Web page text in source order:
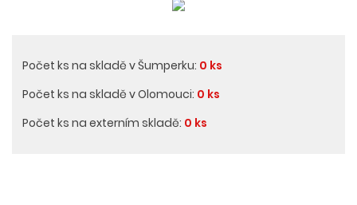
Počet ks na skladě v Šumperku: 0 ks
Počet ks na skladě v Olomouci: 0 ks
Počet ks na externím skladě: 0 ks